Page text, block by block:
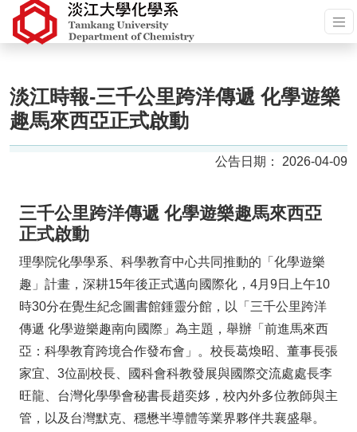
淡江時報-三千公里跨洋傳遞 化學遊樂
趣馬來西亞正式啟動
2026-04-09
三千公里跨洋傳遞 化學遊樂趣馬來西亞
正式啟動
理學院化學學系、科學教育中心共同推動的「化學遊樂
趣」計畫，深耕15年後正式邁向國際化，4月9日上午10
時30分在覺生紀念圖書館鍾靈分館，以「三千公里跨洋
傳遞 化學遊樂趣南向國際」為主題，舉辦「前進馬來西
亞：科學教育跨境合作發布會」。校長葛煥昭、董事長張
家宜、3位副校長、國科會科教發展與國際交流處處長李
旺龍、台灣化學學會秘書長趙奕姼，校內外多位教師與主
管，以及台灣默克、穩懋半導體等業界夥伴共襄盛舉。